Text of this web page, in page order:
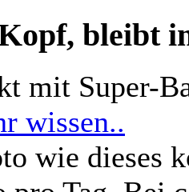
bleibt
mit Super-
wissen..
wie dieses